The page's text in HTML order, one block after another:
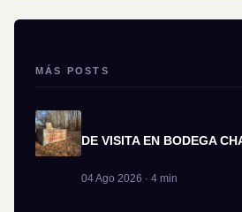
MÁS POSTS
DE VISITA EN BODEGA
04 Ago 2026 · 4 min